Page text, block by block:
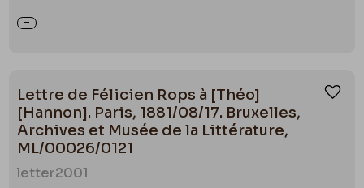
Lettre de Félicien Rops à [Théo]
[Hannon]. Paris, 1881/08/17. Bruxelles,
Archives et Musée de la Littérature,
ML/00026/0121
letter2001